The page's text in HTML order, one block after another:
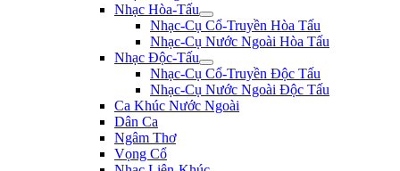
Nhạc Hòa-Tấu
Nhạc-Cụ Cổ-Truyền Hòa Tấu
Nhạc-Cụ Nước Ngoài Hòa Tấu
Nhạc Độc-Tấu
Nhạc-Cụ Cổ-Truyền Độc Tấu
Nhạc-Cụ Nước Ngoài Độc Tấu
Ca Khúc Nước Ngoài
Dân Ca
Ngâm Thơ
Vọng Cổ